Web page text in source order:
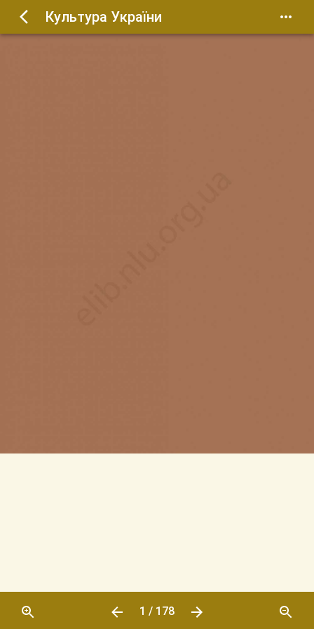
Культура України
1 / 178